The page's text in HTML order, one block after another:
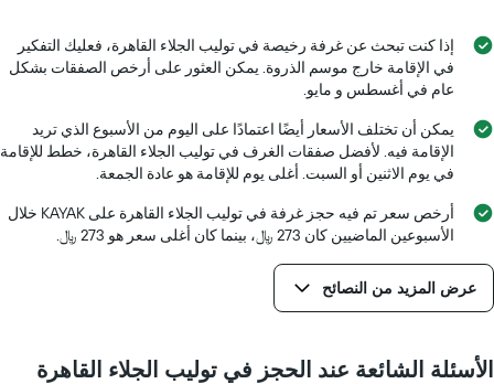
إذا كنت تبحث عن غرفة رخيصة في توليب الجلاء القاهرة، فعليك التفكير
في الإقامة خارج موسم الذروة. يمكن العثور على أرخص الصفقات بشكل
عام في أغسطس و مايو.
يمكن أن تختلف الأسعار أيضًا اعتمادًا على اليوم من الأسبوع الذي تريد
الإقامة فيه. لأفضل صفقات الغرف في توليب الجلاء القاهرة، خطط للإقامة
في يوم الاثنين أو السبت. أغلى يوم للإقامة هو عادة الجمعة.
أرخص سعر تم فيه حجز غرفة في توليب الجلاء القاهرة على KAYAK خلال
الأسبوعين الماضيين كان 273 ﷼، بينما كان أغلى سعر هو 273 ﷼.
عرض المزيد من النصائح
الأسئلة الشائعة عند الحجز في توليب الجلاء القاهرة